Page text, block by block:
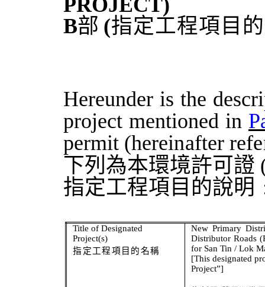
PROJECT)
B部 (指定工程項目
Hereunder is the
project mentioned in
permit (hereinafter
下列為本環境許可證
指定工程項目的說明
Title of Designated
Project(s)
指定工程項目的名稱
New Primary
Distributor Roads
for San Tin / Lok
[This designated
Project”]